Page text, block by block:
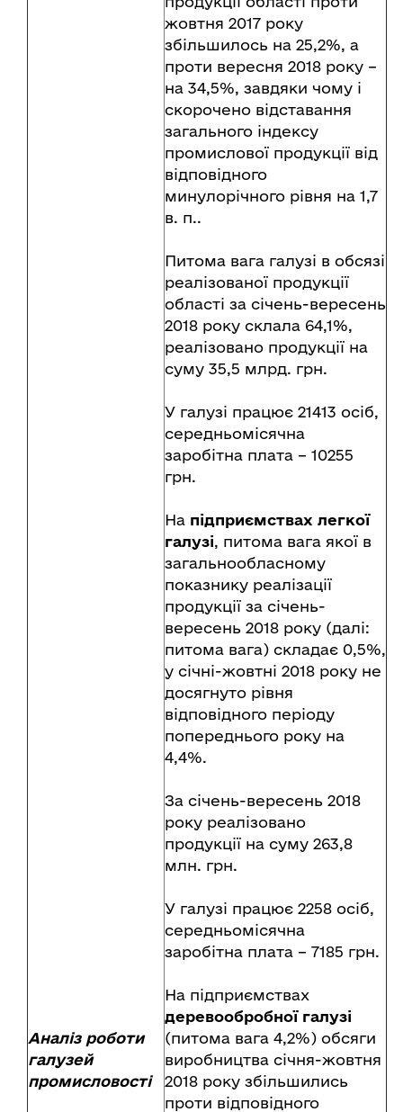
Аналіз роботи
галузей
промисловості
жовтня 2017 року
збільшилось на 25,2%, а
проти вересня 2018 року –
на 34,5%, завдяки чому і
скорочено відставання
загального індексу
промислової продукції від
відповідного
минулорічного рівня на 1,7
в. п..
Питома вага галузі в обсязі
реалізованої продукції
області за січень-вересень
2018 року склала 64,1%,
реалізовано продукції на
суму 35,5 млрд. грн.
У галузі працює 21413 осіб,
середньомісячна
заробітна плата – 10255
грн.
На підприємствах легкої
галузі, питома вага якої в
загальнообласному
показнику реалізації
продукції за січень-
вересень 2018 року (далі:
питома вага) складає 0,5%,
у січні-жовтні 2018 року не
досягнуто рівня
відповідного періоду
попереднього року на
4,4%.
За січень-вересень 2018
року реалізовано
продукції на суму 263,8
млн. грн.
У галузі працює 2258 осіб,
середньомісячна
заробітна плата – 7185 грн.
На підприємствах
деревообробної галузі
(питома вага 4,2%) обсяги
виробництва січня-жовтня
2018 року збільшились
проти відповідного